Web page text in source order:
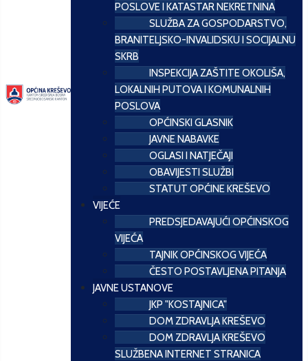
POSLOVE I KATASTAR NEKRETNINA
SLUŽBA ZA GOSPODARSTVO,
BRANITELJSKO-INVALIDSKU I SOCIJALNU
SKRB
INSPEKCIJA ZAŠTITE OKOLIŠA,
LOKALNIH PUTOVA I KOMUNALNIH
POSLOVA
OPĆINSKI GLASNIK
JAVNE NABAVKE
OGLASI I NATJEČAJI
OBAVIJESTI SLUŽBI
STATUT OPĆINE KREŠEVO
VIJEĆE
PREDSJEDAVAJUĆI OPĆINSKOG
VIJEĆA
TAJNIK OPĆINSKOG VIJEĆA
ČESTO POSTAVLJENA PITANJA
JAVNE USTANOVE
JKP "KOSTAJNICA"
DOM ZDRAVLJA KREŠEVO
DOM ZDRAVLJA KREŠEVO
SLUŽBENA INTERNET STRANICA